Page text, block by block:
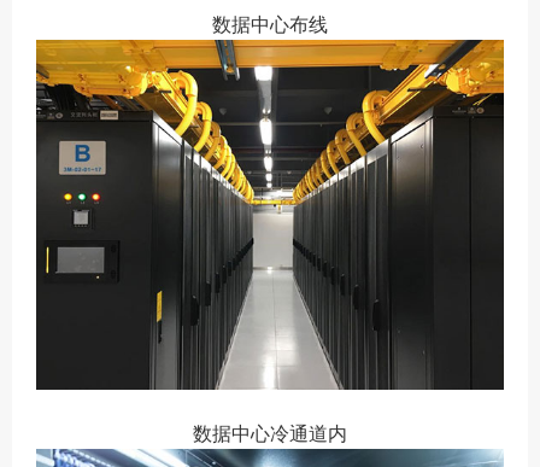
数据中心布线
数据中心冷通道内